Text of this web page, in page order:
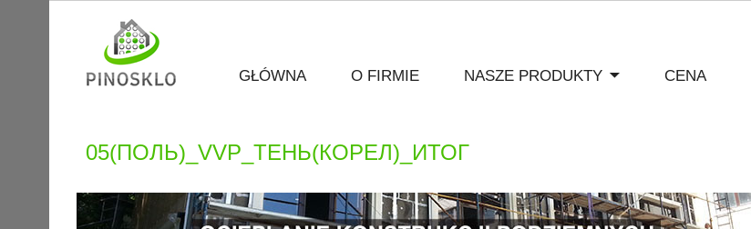
GŁÓWNA O FIRMIE NASZE PRODUKTY CENA
05(ПОЛЬ)_VVP_ТЕНЬ(КОРЕЛ)_ИТОГ